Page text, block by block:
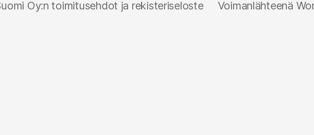
Oy:n toimitusehdot ja rekisteriseloste Voimanlähteenä